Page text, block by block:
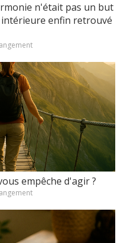
n'était pas un but
intérieure enfin retrouvé
empêche d'agir ?